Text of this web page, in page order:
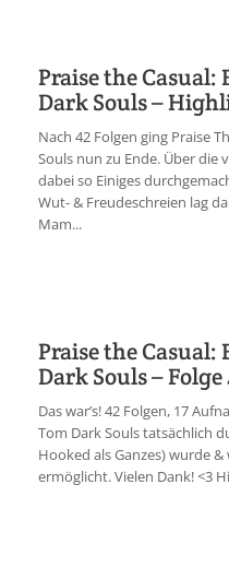
Praise the
Dark Souls –
Nach 42 Folgen ging Praise
Souls nun zu Ende. Über die
dabei so Einiges
Wut- & Freudeschreien lag
Mam...
Praise the
Dark Souls – Folge
Das war’s! 42 Folgen, 17
Tom Dark Souls tatsächlich
Hooked als Ganzes) wurde
ermöglicht. Vielen Dank! <3